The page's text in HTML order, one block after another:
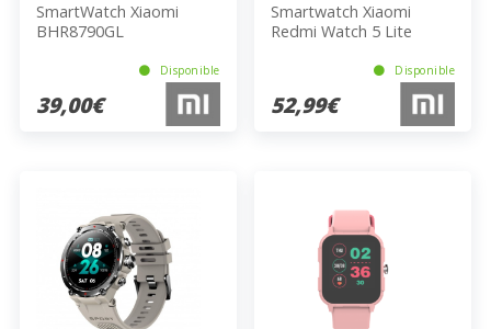
SmartWatch Xiaomi
BHR8790GL
Disponible
39,00€
Smartwatch Xiaomi
Redmi Watch 5 Lite
Disponible
52,99€